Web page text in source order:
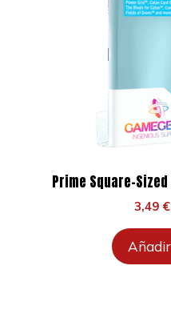
Prime Square-
3,49 €